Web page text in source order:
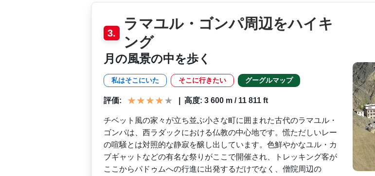
3.
ラマユル・ゴンパ周辺をハイキ
ング
月の風景の中を歩く
私はそこにいた そこに行きたい グーグルマップ
評価: 高度: 3 600 m / 11 811 ft
チベット風の家々が立ち並ぶ­小さな町に囲まれた古代のラマユル・
ゴンパは、西ラ­ダックにおける仏教の中心地です。慌ただしいレー
の­喧騒とは対照的な静寂を醸し出しています。色鮮やか­なユル・カ
ブギャットなどの有名な祭りがここで開催­され、トレッキング客が
ここからパドゥムへの行進に­出発するだけでなく、僧院周辺の